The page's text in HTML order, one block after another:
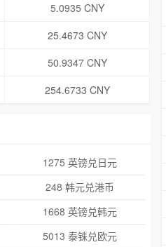
5.0935 CNY
25.4673 CNY
50.9347 CNY
254.6733 CNY
1275 英镑兑日元
248 韩元兑港币
1668 英镑兑韩元
5013 泰铢兑欧元